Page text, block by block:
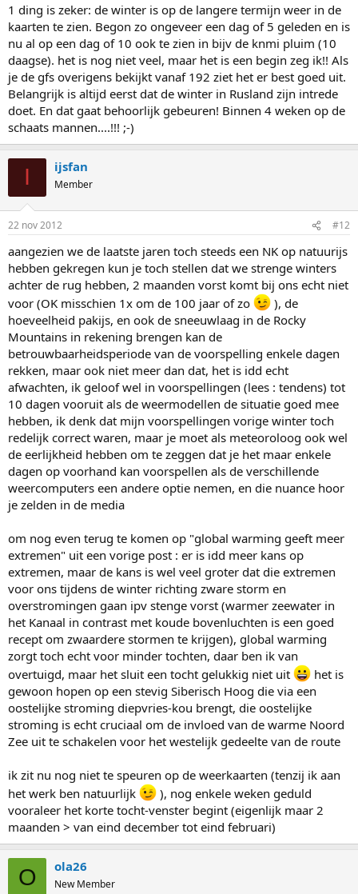
1 ding is zeker: de winter is op de langere termijn weer in de
kaarten te zien. Begon zo ongeveer een dag of 5 geleden en is
nu al op een dag of 10 ook te zien in bijv de knmi pluim (10
daagse). het is nog niet veel, maar het is een begin zeg ik!! Als
je de gfs overigens bekijkt vanaf 192 ziet het er best goed uit.
Belangrijk is altijd eerst dat de winter in Rusland zijn intrede
doet. En dat gaat behoorlijk gebeuren! Binnen 4 weken op de
schaats mannen....!!! ;-)
I ijsfan
Member
22 nov 2012 #12
aangezien we de laatste jaren toch steeds een NK op natuurijs
hebben gekregen kun je toch stellen dat we strenge winters
achter de rug hebben, 2 maanden vorst komt bij ons echt niet
voor (OK misschien 1x om de 100 jaar of zo
), de
hoeveelheid pakijs, en ook de sneeuwlaag in de Rocky
Mountains in rekening brengen kan de
betrouwbaarheidsperiode van de voorspelling enkele dagen
rekken, maar ook niet meer dan dat, het is idd echt
afwachten, ik geloof wel in voorspellingen (lees : tendens) tot
10 dagen vooruit als de weermodellen de situatie goed mee
hebben, ik denk dat mijn voorspellingen vorige winter toch
redelijk correct waren, maar je moet als meteoroloog ook wel
de eerlijkheid hebben om te zeggen dat je het maar enkele
dagen op voorhand kan voorspellen als de verschillende
weercomputers een andere optie nemen, en die nuance hoor
je zelden in de media
om nog even terug te komen op "global warming geeft meer
extremen" uit een vorige post : er is idd meer kans op
extremen, maar de kans is wel veel groter dat die extremen
voor ons tijdens de winter richting zware storm en
overstromingen gaan ipv stenge vorst (warmer zeewater in
het Kanaal in contrast met koude bovenluchten is een goed
recept om zwaardere stormen te krijgen), global warming
zorgt toch echt voor minder tochten, daar ben ik van
overtuigd, maar het sluit een tocht gelukkig niet uit
het is
gewoon hopen op een stevig Siberisch Hoog die via een
oostelijke stroming diepvries-kou brengt, die oostelijke
stroming is echt cruciaal om de invloed van de warme Noord
Zee uit te schakelen voor het westelijk gedeelte van de route
ik zit nu nog niet te speuren op de weerkaarten (tenzij ik aan
het werk ben natuurlijk
), nog enkele weken geduld
vooraleer het korte tocht-venster begint (eigenlijk maar 2
maanden > van eind december tot eind februari)
O ola26
New Member